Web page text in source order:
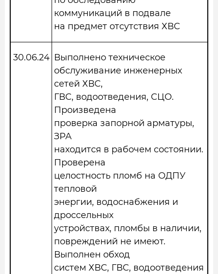
коммуникаций в подвале
на предмет отсутствия ХВС
30.06.24 Выполнено техническое
обслуживание инженерных
сетей ХВС,
ГВС, водоотведения, СЦО.
Произведена
проверка запорной арматуры,
ЗРА
находится в рабочем состоянии.
Проверена
целостность пломб на ОДПУ
тепловой
энергии, водоснабжения и
дроссельных
устройствах, пломбы в наличии,
повреждений не имеют.
Выполнен обход
систем ХВС, ГВС, водоотведения